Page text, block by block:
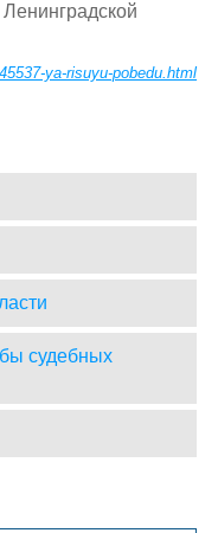
ya-risuyu-pobedu.html
судебных